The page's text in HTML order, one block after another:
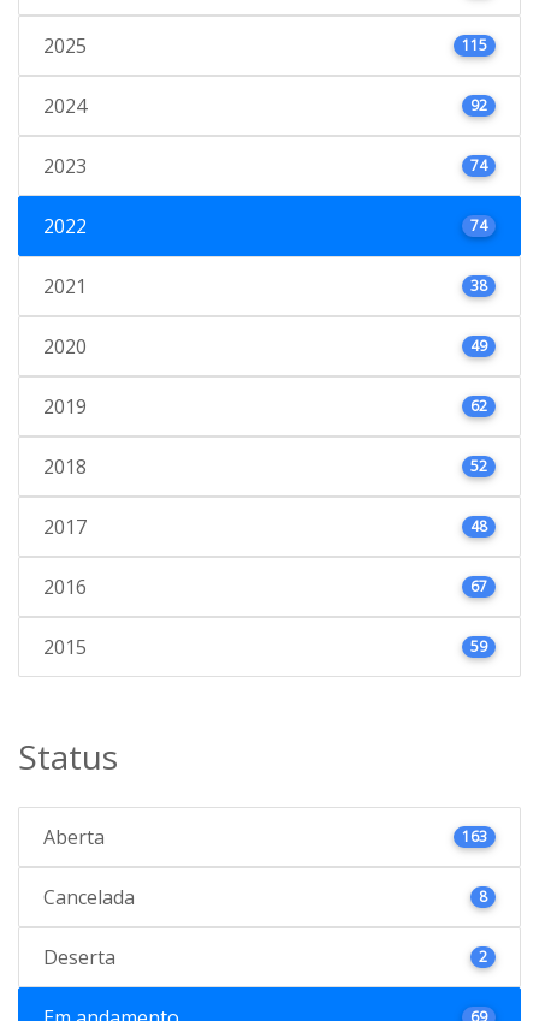
2025 115
2024 92
2023 74
2022 74
2021 38
2020 49
2019 62
2018 52
2017 48
2016 67
2015 59
Status
Aberta 163
Cancelada 8
Deserta 2
69